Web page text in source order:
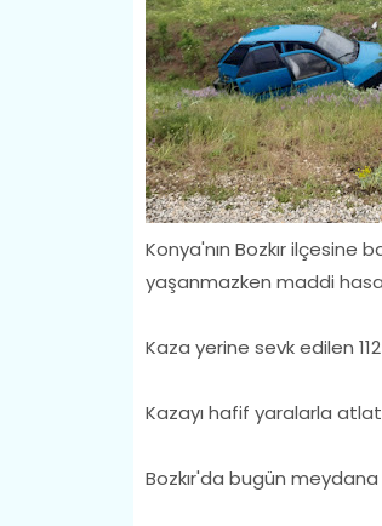
Konya'nın Bozkır ilçesine
yaşanmazken maddi
Kaza yerine sevk edilen
Kazayı hafif yaralarla
Bozkır'da bugün